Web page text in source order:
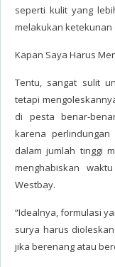
seperti kulit yang
melakukan
Kapan Saya Harus
Tentu, sangat sulit
tetapi
di pesta benar-
karena
dalam jumlah tinggi
menghabiskan
Westbay.
“Idealnya, formulasi
surya harus
jika berenang atau